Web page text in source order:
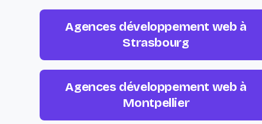
Agences développement web à
Strasbourg
Agences développement web à
Montpellier